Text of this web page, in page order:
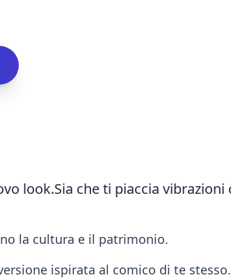
look.Sia che ti piaccia vibrazioni
la cultura e il patrimonio.
ispirata al comico di te stesso.